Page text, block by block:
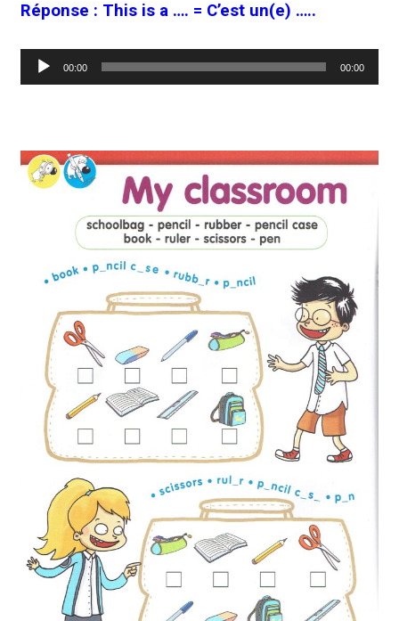
Réponse : This is a …. = C’est un(e) …..
Lecteur
audio
00:00 00:00